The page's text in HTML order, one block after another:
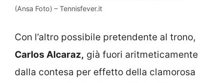
(Ansa Foto) – Tennisfever.it
Con l’altro possibile pretendente al trono,
Carlos Alcaraz, già fuori aritmeticamente
dalla contesa per effetto della clamorosa